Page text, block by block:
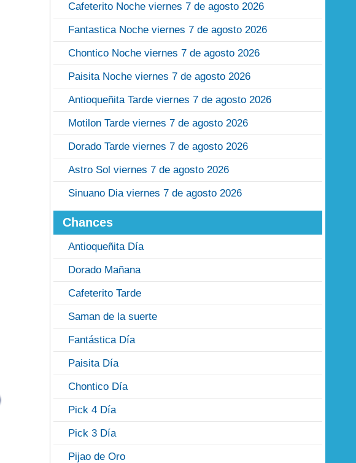
Cafeterito Noche viernes 7 de agosto 2026
Fantastica Noche viernes 7 de agosto 2026
Chontico Noche viernes 7 de agosto 2026
Paisita Noche viernes 7 de agosto 2026
Antioqueñita Tarde viernes 7 de agosto 2026
Motilon Tarde viernes 7 de agosto 2026
Dorado Tarde viernes 7 de agosto 2026
Astro Sol viernes 7 de agosto 2026
Sinuano Dia viernes 7 de agosto 2026
Chances
Antioqueñita Día
Dorado Mañana
Cafeterito Tarde
Saman de la suerte
Fantástica Día
Paisita Día
Chontico Día
Pick 4 Día
Pick 3 Día
Pijao de Oro